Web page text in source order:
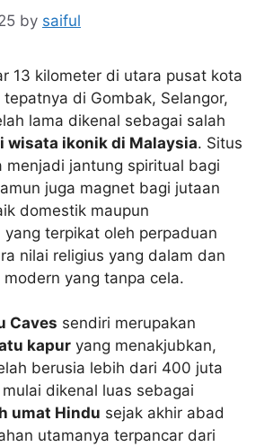
by saiful
13 kilometer di utara pusat kota
tepatnya di Gombak, Selangor,
lama dikenal sebagai salah
wisata ikonik di Malaysia. Situs
menjadi jantung spiritual bagi
juga magnet bagi jutaan
domestik maupun
yang terpikat oleh perpaduan
nilai religius yang dalam dan
yang tanpa cela.
Caves sendiri merupakan
kapur yang menakjubkan,
berusia lebih dari 400 juta
dikenal luas sebagai
umat Hindu sejak akhir abad
utamanya terpancar dari